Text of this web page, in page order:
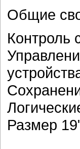
Общие
Контроль
Размер